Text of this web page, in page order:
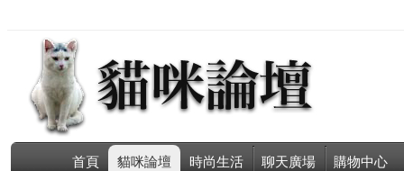
首頁 貓咪論壇 時尚生活 聊天廣場 購物中心